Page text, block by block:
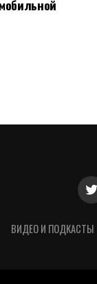
ВИДЕО И ПОДКАСТЫ